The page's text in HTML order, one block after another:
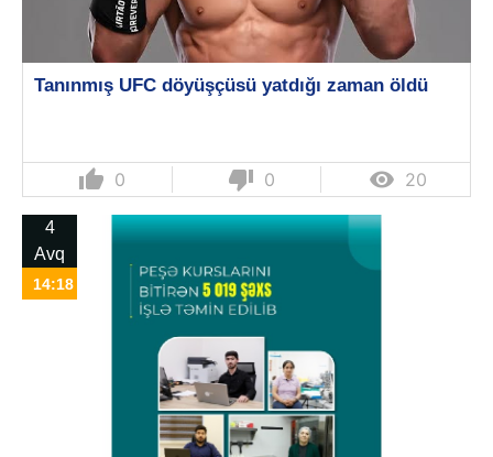
Tanınmış UFC döyüşçüsü yatdığı zaman öldü
thumb_up 0 thumb_down 0  20
4
Avq
14:18